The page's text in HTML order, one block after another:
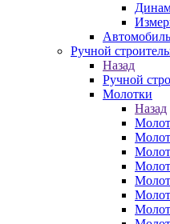
Ручной
Назад
Ручной
Молотки
Назад